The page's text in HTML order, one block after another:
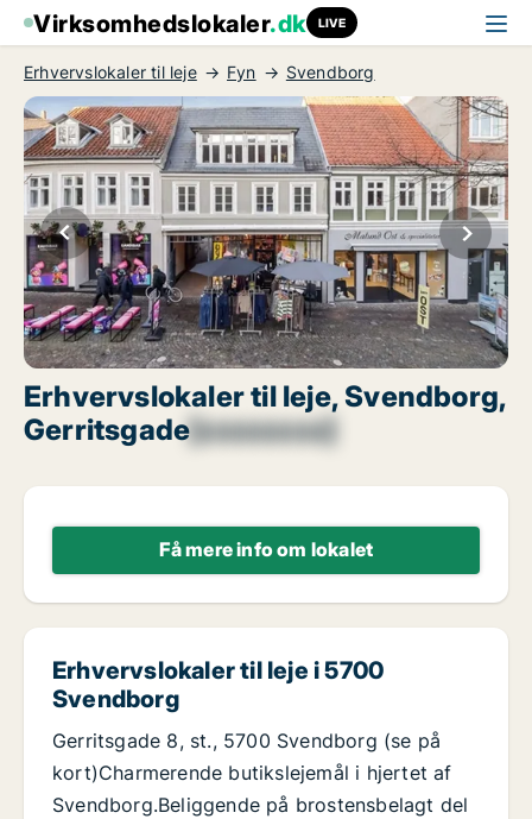
Virksomhedslokaler.dk LIVE
Erhvervslokaler til leje Fyn Svendborg
Erhvervslokaler til leje, Svendborg,
Gerritsgade[xxxxxxxx]
Få mere info om lokalet
Erhvervslokaler til leje i 5700
Svendborg
Gerritsgade 8, st., 5700 Svendborg (se på
kort)Charmerende butikslejemål i hjertet af
Svendborg.Beliggende på brostensbelagt del